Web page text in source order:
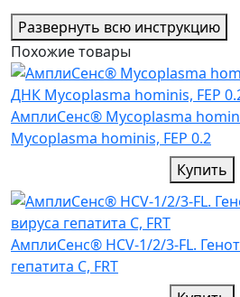
Развернуть всю инструкцию
Похожие товары
АмплиСенс® Mycoplasma
Mycoplasma hominis, FEP 0.2
Купить
АмплиСенс® HCV-1/2/3-FL.
гепатита С, FRT